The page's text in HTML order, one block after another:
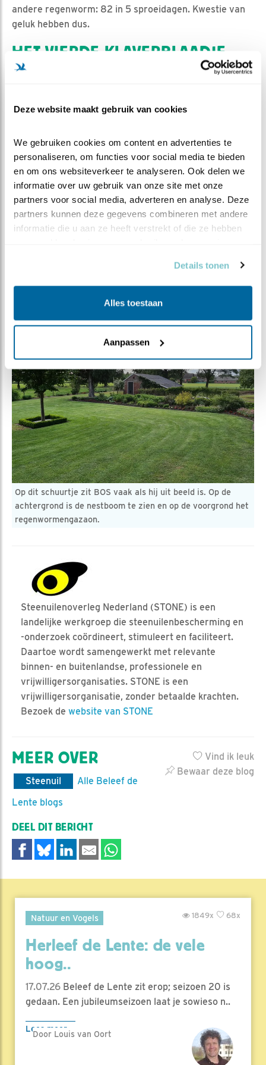
Deze website maakt gebruik van cookies
We gebruiken cookies om content en advertenties te
personaliseren, om functies voor social media te bieden
en om ons websiteverkeer te analyseren. Ook delen we
informatie over uw gebruik van onze site met onze
partners voor social media, adverteren en analyse. Deze
partners kunnen deze gegevens combineren met andere
informatie die u aan ze heeft verstrekt of die ze hebben
Details tonen
Alles toestaan
Aanpassen
andere regenworm: 82 in 5 sproeidagen. Kwestie van
geluk hebben dus.
HET VIERDE KLAVERBLAADJE
Om Benno en de uilen een handje te helpen, besluit
en de wolken open te zetten. Op 4 en 5 juni regent het
boven om lucht te happen en te paren. Gevolg: 37,
repectievelijk 49 wormen voor onze Guusjes. Door het
slechte vliegweer houden de meikevers zich wel
gedeisd. Geen probleem echter, die waren toch al bijna
op. Regenwormen nemen hun plaats in. Kwestie van
geluk hebben dus.
toeval zijn, dan moet je wel voor het geluk zijn geboren,
Op dit schuurtje zit BOS vaak als hij uit beeld is. Op de
achtergrond is de nestboom te zien en op de voorgrond het
regenwormengazaon.
Steenuilenoverleg Nederland (STONE) is een
landelijke werkgroep die steenuilenbescherming en
-onderzoek coördineert, stimuleert en faciliteert.
Daartoe wordt samengewerkt met relevante
binnen- en buitenlandse, professionele en
vrijwilligersorganisaties. STONE is een
vrijwilligersorganisatie, zonder betaalde krachten.
Bezoek de website van STONE
Vind ik leuk
Bewaar deze blog
MEER OVER
Steenuil
Alle Beleef de
Lente blogs
DEEL DIT BERICHT
Natuur en Vogels 68x
1849x
Herleef de Lente: de vele
hoog..
17.07.26 Beleef de Lente zit erop; seizoen 20 is
gedaan. Een jubileumseizoen laat je sowieso n..
Lees meer
Door Louis van Oort